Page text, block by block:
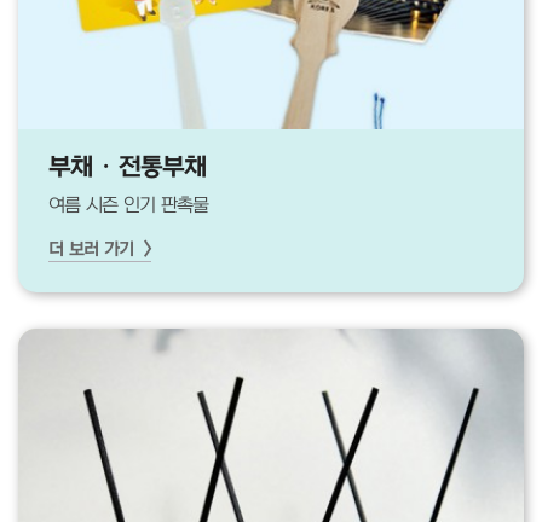
부채 · 전통부채
여름 시즌 인기 판촉물
더 보러 가기 >